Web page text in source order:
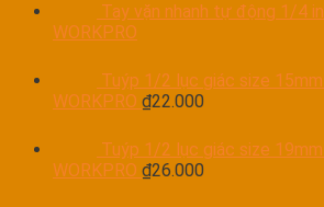
Tay vặn nhanh tự động 1/4
WORKPRO
Tuýp 1/2 lục giác size
WORKPRO ₫22.000
Tuýp 1/2 lục giác size
WORKPRO ₫26.000